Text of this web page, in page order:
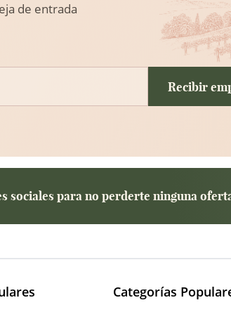
de entrada
Recibir
sociales para no perderte ninguna
Categorías